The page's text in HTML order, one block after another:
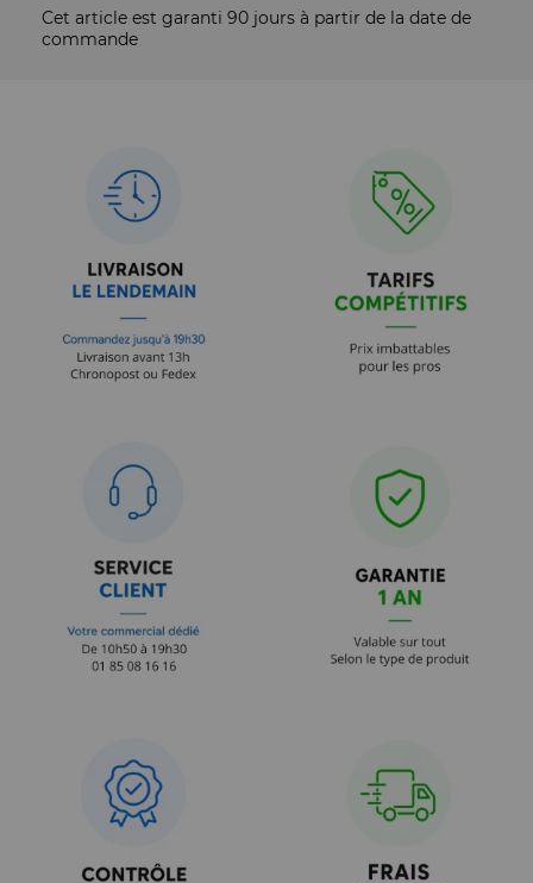
Cet article est garanti 90 jours à partir de la date de
commande